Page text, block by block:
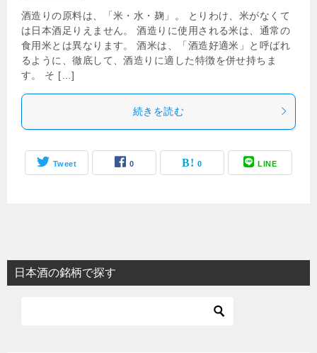
酒造りの原料は、「米・水・麹」。 とりわけ、米がなくて
は日本酒足りえません。 酒造りに使用される米は、通常の
食用米とは異なります。 酒米は、「酒造好適米」と呼ばれ
るように、徹底して、酒造りに適した特徴を併せ持ちま
す。 そ […]
続きを読む
Tweet 0 0 LINE
日本酒の銘柄で探す